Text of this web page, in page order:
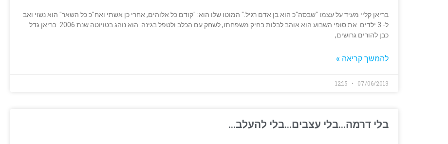
בריאן קליי מעיד על עצמו "שבסה"כ הוא בן אדם רגיל." המוטו שלו הוא: "קודם כל אלוהים, אחרי כן אשתי ואח"כ כל השאר" הוא נשוי ואב
ל- 3 ילדים. את סופי השבוע הוא אוהב לבלות בחיק משפחתו, לשחק עם הכלב ולטפל בגינה. הוא נוהג בטויוטה שנת 2006. בריאן גדל
כבן להורים גרושים,
להמשך קריאה »
07/06/2013
בלי דרמה…בלי עצבים…בלי להעלב…